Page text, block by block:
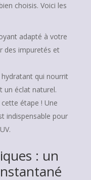
bien choisis. Voici les
adapté à votre
des impuretés et
qui nourrit
un éclat naturel.
étape ! Une
indispensable pour
: un